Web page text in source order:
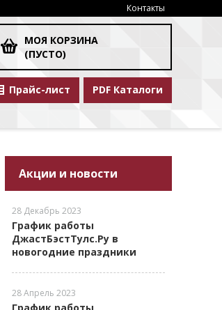
Контакты
МОЯ КОРЗИНА
(ПУСТО)
Прайс-лист PDF Каталоги
Акции и новости
28 Декабрь 2023
График работы
ДжастБэстТулс.Ру в
новогодние праздники
28 Апрель 2023